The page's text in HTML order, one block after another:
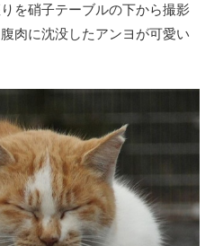
を硝子テーブルの下から撮影
肉に沈没したアンヨが可愛い